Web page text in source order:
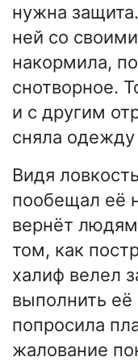
нужна
ней со
накормила,
снотворное.
и с другим
сняла одежду
Видя
пообещал её
вернёт
том, как
халиф велел
выполнить
попросила
жалование